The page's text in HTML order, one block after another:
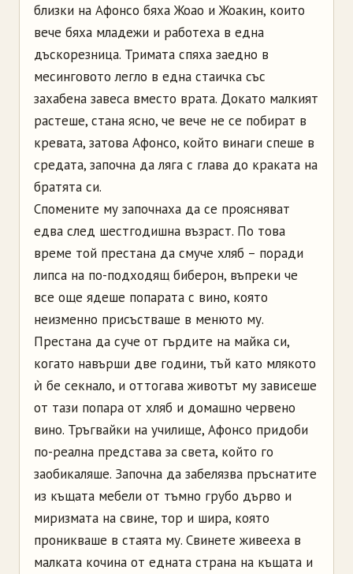
близки на Афонсо бяха Жоао иЖоакин, които
вече бяха младежи и работеха в една
дъскорезница. Тримата спяха заедно в
месинговото легло в една стаичка със
захабена завеса вместо врата. Докато малкият
растеше, стана ясно, че вече не се побират в
кревата, затова Афонсо, който винаги спеше в
средата, започна да ляга с глава до краката на
братята си.
Спомените му започнаха да се проясняват
едва след шестгодишна възраст. По това
време той престана да смуче хляб – поради
липса на по-подходящ биберон, въпреки че
все още ядеше попарата с вино, която
неизменно присъстваше в менюто му.
Престана да суче от гърдите на майка си,
когато навърши две години, тъй като млякото
ѝ бе секнало, и оттогава животът му зависеше
от тази попара от хляб и домашно червено
вино. Тръгвайки на училище, Афонсо придоби
по-реална представа за света, който го
заобикаляше. Започна да забелязва пръснатите
из къщата мебели от тъмно грубо дърво и
миризмата на свине, тор и шира, която
проникваше в стаята му. Свинете живееха в
малката кочина от едната страна на къщата и